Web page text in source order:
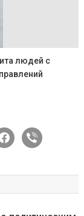
людей с
viber